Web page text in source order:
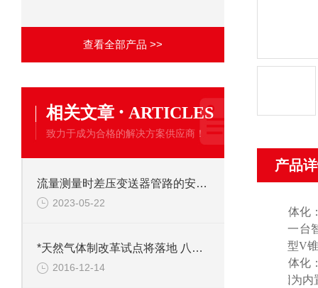
查看全部产品 >>
相关文章 · ARTICLES
致力于成为合格的解决方案供应商！
流量测量时差压变送器管路的安装要求
2023-05-22
*天然气体制改革试点将落地 八份天然气价改政策密集出台铺路
2016-12-14
产品
一体化
一台
型V
一体化
因为